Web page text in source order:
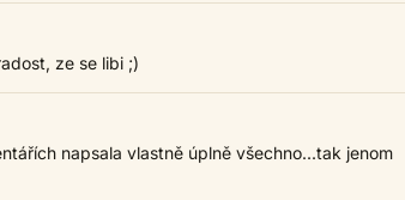
ze se libi ;)
napsala vlastně úplně všechno...tak jenom